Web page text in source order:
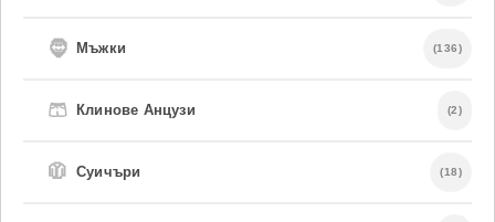
🧔 Мъжки (136)
🩳 Клинове Анцузи (2)
🧥 Суичъри (18)